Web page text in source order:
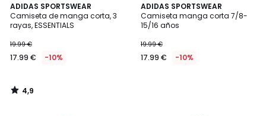
ADIDAS SPORTSWEAR
Camiseta de manga corta, 3
rayas, ESSENTIALS
19.99 €
17.99 € -10%
4,9
/ 5
4,9
/
ADIDAS SPORTSWEAR
Camiseta manga corta 7/8-
15/16 años
19.99 €
17.99 € -10%